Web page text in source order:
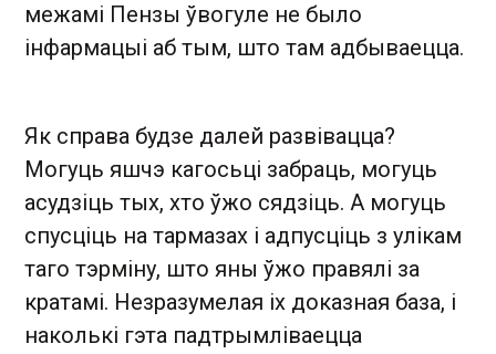
межамі Пензы ўвогуле не было
інфармацыі аб тым, што там адбываецца.
Як справа будзе далей развівацца?
Могуць яшчэ кагосьці забраць, могуць
асудзіць тых, хто ўжо сядзіць. А могуць
спусціць на тармазах і адпусціць з улікам
таго тэрміну, што яны ўжо правялі за
кратамі. Незразумелая іх доказная база, і
наколькі гэта падтрымліваецца